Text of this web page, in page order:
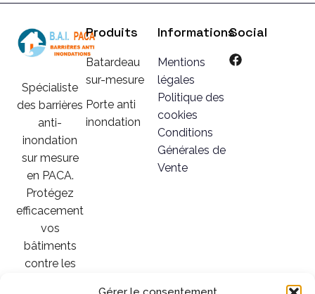
Spécialiste
des barrières
anti-
inondation
sur mesure
en PACA.
Protégez
efficacement
vos
bâtiments
contre les
Produits
Batardeau
sur-mesure
Porte anti
inondation
Informations
Mentions
légales
Politique des
cookies
Conditions
Générales de
Vente
Social